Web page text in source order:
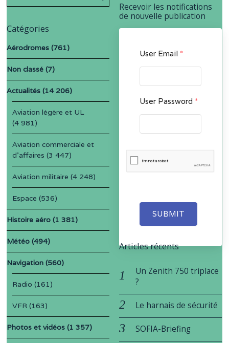
Recevoir les notifications
de nouvelle publication
User Email *
User Password *
SUBMIT
Catégories
Aérodromes (761)
Non classé (7)
Actualités (14 206)
Aviation légère et UL
(4 981)
Aviation commerciale et
d'affaires (3 447)
Aviation militaire (4 248)
Espace (536)
Histoire aéro (1 381)
Météo (494)
Navigation (560)
Radio (161)
VFR (163)
Photos et vidéos (1 357)
Articles récents
Un Zenith 750 triplace
?
Le harnais de sécurité
SOFIA-Briefing